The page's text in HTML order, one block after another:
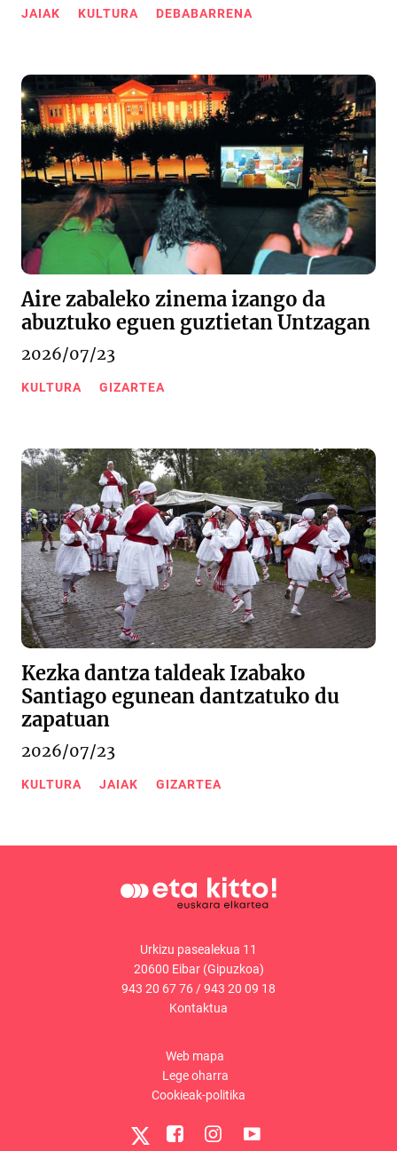
JAIAK KULTURA DEBABARRENA
Aire zabaleko zinema izango da
abuztuko eguen guztietan Untzagan
2026/07/23
KULTURA GIZARTEA
Kezka dantza taldeak Izabako
Santiago egunean dantzatuko du
zapatuan
2026/07/23
KULTURA JAIAK GIZARTEA
Urkizu pasealekua 11
20600 Eibar (Gipuzkoa)
943 20 67 76/943 20 09 18
Kontaktua
Web mapa
Lege oharra
Cookieak-politika